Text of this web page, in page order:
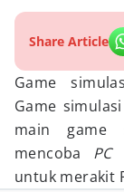
Share Article
Game
Game
main game
mencoba PC
untuk merakit